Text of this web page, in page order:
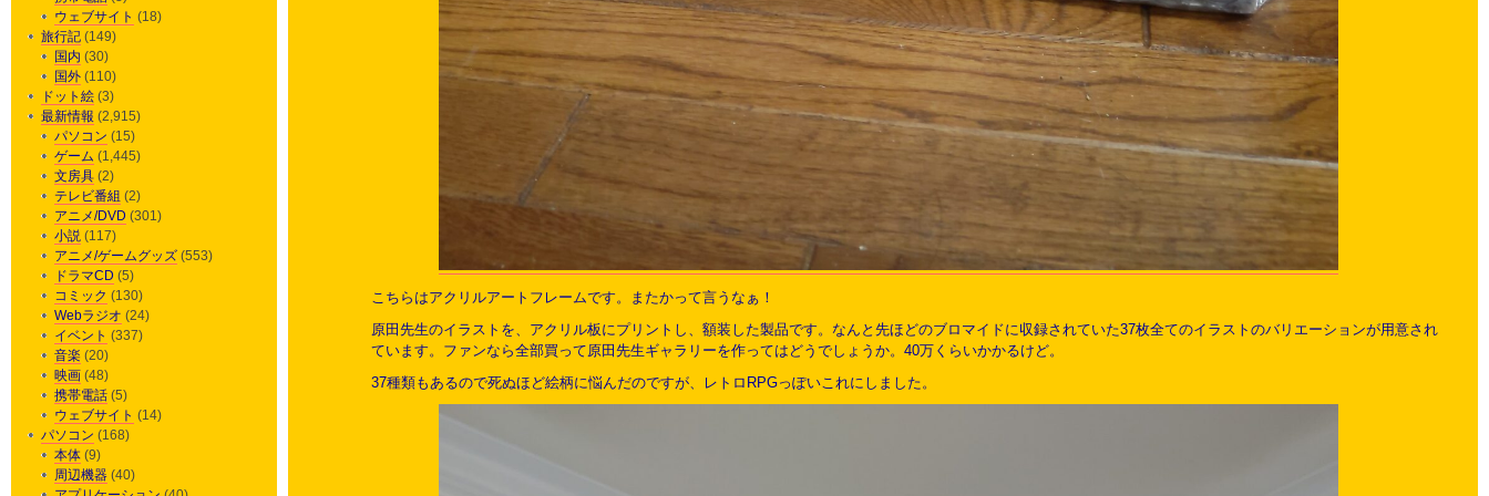
こちらはアクリルアートフレームです。またかって言うなぁ！
原田先生のイラストを、アクリル板にプリントし、額装した製品です。なんと先ほどのブロマイドに収録されていた37枚全てのイラストのバリエーションが用意され
ています。ファンなら全部買って原田先生ギャラリーを作ってはどうでしょうか。40万くらいかかるけど。
37種類もあるので死ぬほど絵柄に悩んだのですが、レトロRPGっぽいこれにしました。
ウェブサイト (18)
旅行記 (149)
国内 (30)
国外 (110)
ドット絵 (3)
最新情報 (2,915)
パソコン (15)
ゲーム (1,445)
文房具 (2)
テレビ番組 (2)
アニメ/DVD (301)
小説 (117)
アニメ/ゲームグッズ (553)
ドラマCD (5)
コミック (130)
Webラジオ (24)
イベント (337)
音楽 (20)
映画 (48)
携帯電話 (5)
ウェブサイト (14)
パソコン (168)
本体 (9)
周辺機器 (40)